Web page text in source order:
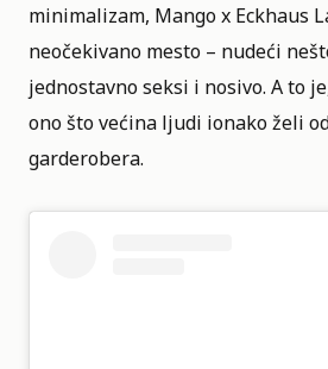
minimalizam, Mango x Eckhaus
neočekivano mesto – nudeći
jednostavno seksi i nosivo. A to
ono što većina ljudi ionako želi
garderobera.